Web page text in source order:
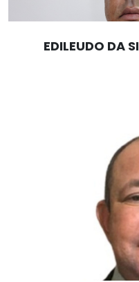
EDILEUDO DA